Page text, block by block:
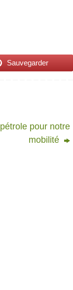
Sauvegarder
pour notre
mobilité